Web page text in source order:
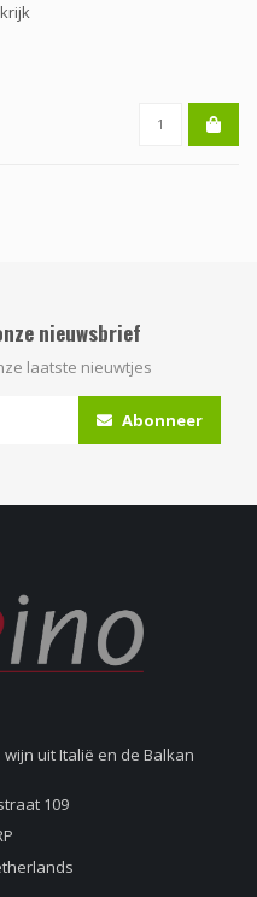
nieuwsbrief
laatste nieuwtjes
Abonneer
uit Italië en de Balkan
109